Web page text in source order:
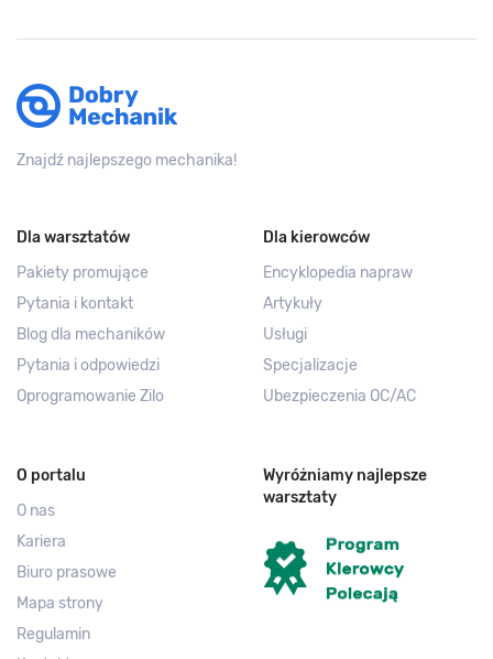
Znajdź najlepszego mechanika!
Dla warsztatów
Pakiety promujące
Pytania i kontakt
Blog dla mechaników
Pytania i odpowiedzi
Oprogramowanie Zilo
Dla kierowców
Encyklopedia napraw
Artykuły
Usługi
Specjalizacje
Ubezpieczenia OC/AC
O portalu
O nas
Kariera
Biuro prasowe
Mapa strony
Regulamin
Wyróżniamy najlepsze
warsztaty